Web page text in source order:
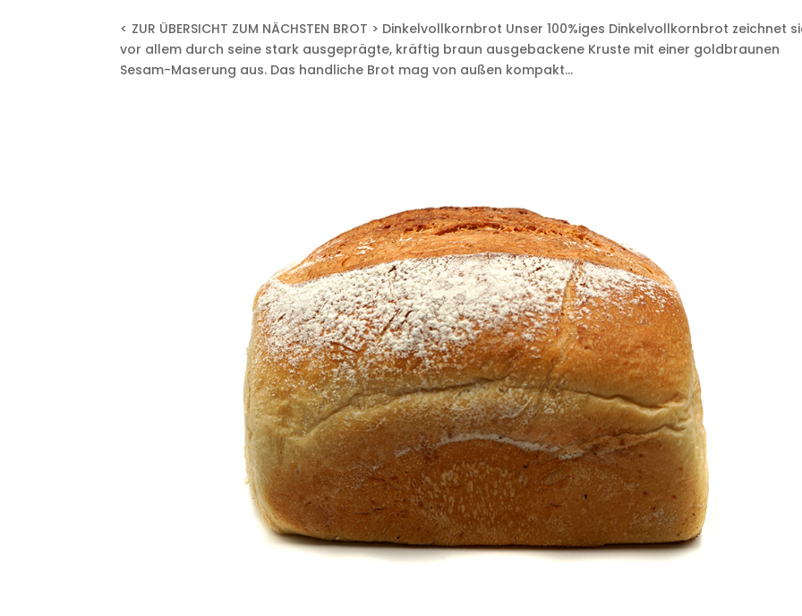
< ZUR ÜBERSICHT ZUM NÄCHSTEN BROT > Dinkelvollkornbrot Unser 100%iges Dinkelvollkornbrot zeichnet
vor allem durch seine stark ausgeprägte, kräftig braun ausgebackene Kruste mit einer goldbraunen
Sesam-Maserung aus. Das handliche Brot mag von außen kompakt...